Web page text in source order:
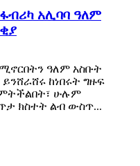
አሊባባ ዓለም
ዓለም አስቡት
ከነበሩት ግዙፍ
ሁሉም
ክስተት ልብ ውስጥ...